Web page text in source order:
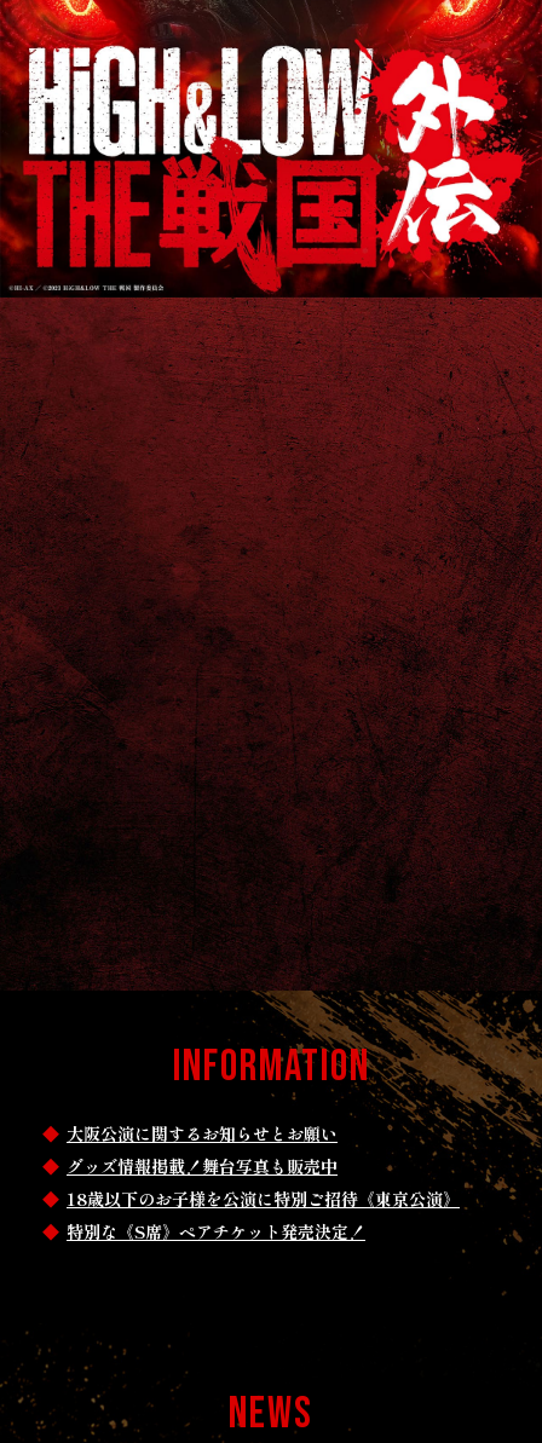
INFORMATION
大阪公演に関するお知らせとお願い
グッズ情報掲載！舞台写真も販売中
18歳以下のお子様を公演に特別ご招待《東京公演》
特別な《S席》ペアチケット発売決定！
NEWS